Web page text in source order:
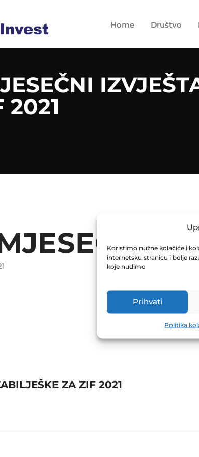
Koristimo nužne kolačiće i
internetsku stranicu i bolje
koje nudimo
Prihvati
Politika
Home Društvo
2021
ZA ZIF 2021